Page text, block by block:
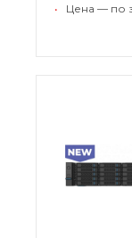
• Цена — по